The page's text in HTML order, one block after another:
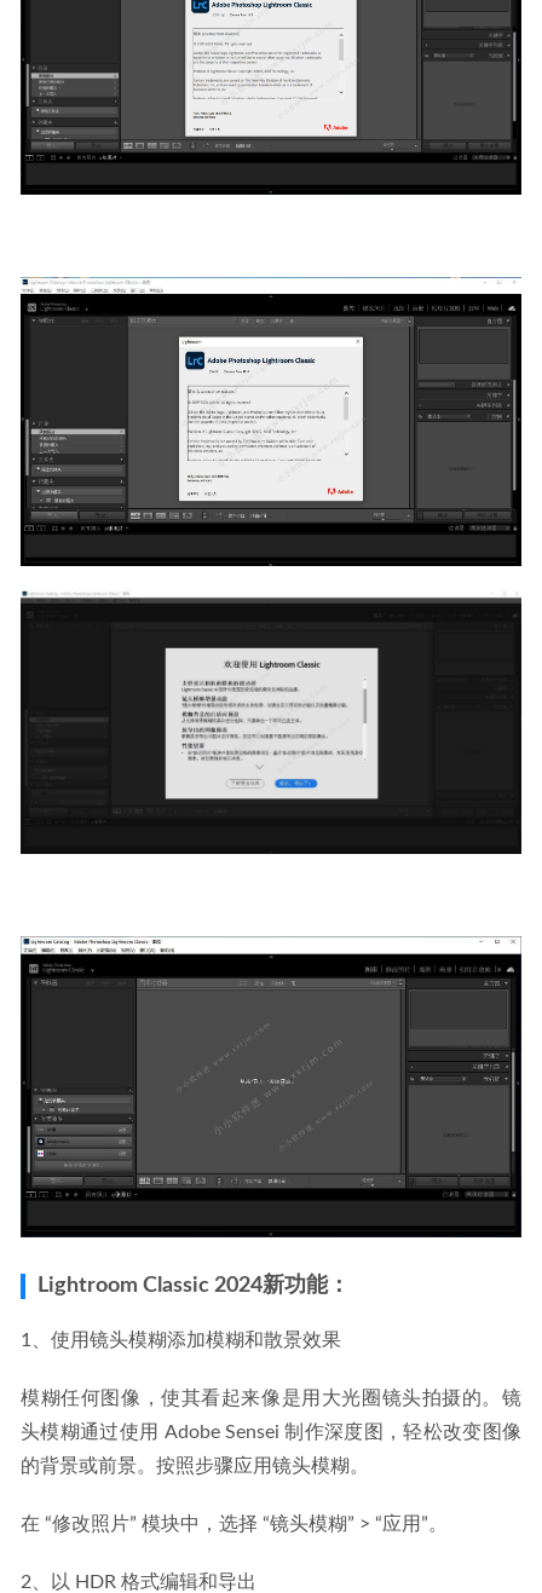
Lightroom Classic 2024新功能：
1、使用镜头模糊添加模糊和散景效果
模糊任何图像，使其看起来像是用大光圈镜头拍摄的。镜
头模糊通过使用 Adobe Sensei 制作深度图，轻松改变图像
的背景或前景。按照步骤应用镜头模糊。
在 “修改照片” 模块中，选择 “镜头模糊” > “应用”。
2、以 HDR 格式编辑和导出